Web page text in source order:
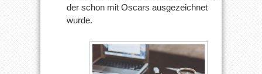
der schon mit Oscars ausgezeichnet
wurde.